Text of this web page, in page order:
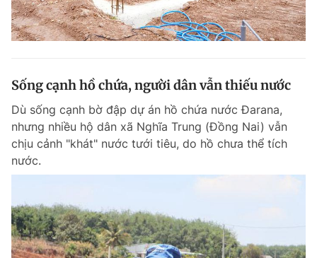
Đặt báo Quảng cáo RSS Tòa soạn Chính sách bảo
Tổng biên tập: Nguyễn Ngọc Toàn
Tổng thư ký tòa soạn: Đức Trung
Giấy phép xuất bản số 110/GP - BTTTT cấp ngày 24.3.2020
© 2003-2026 Bản quyền thuộc về Báo Thanh Niên. Cấm sao chép
dưới mọi hình thức nếu không có sự chấp thuận bằng văn bản.
Phát triển bởi ePi Technologies, JSC.
Sống cạnh hồ chứa, người dân vẫn thiếu nước
Dù sống cạnh bờ đập dự án hồ chứa nước Đarana,
nhưng nhiều hộ dân xã Nghĩa Trung (Đồng Nai) vẫn
chịu cảnh "khát" nước tưới tiêu, do hồ chưa thể tích
nước.